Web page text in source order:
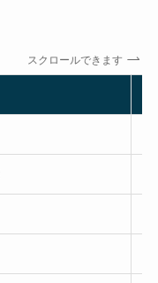
スクロールできます